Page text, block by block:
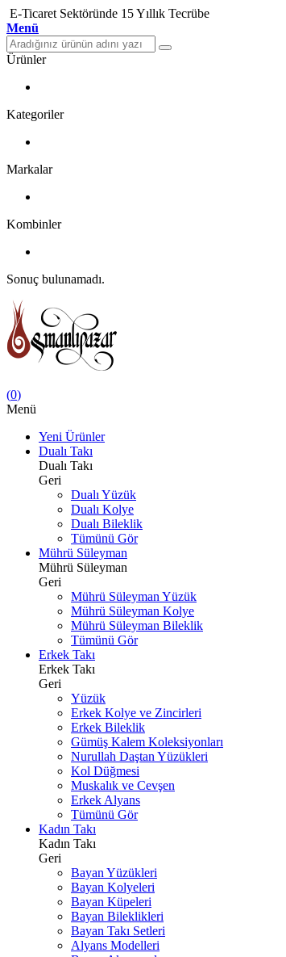
E-Ticaret Sektöründe 15 Yıllık Tecrübe
Menü
Ürünler
Kategoriler
Markalar
Kombinler
Sonuç bulunamadı.
(0)
Menü
Yeni Ürünler
Dualı Takı
Dualı Takı
Geri
Dualı Yüzük
Dualı Kolye
Dualı Bileklik
Tümünü Gör
Mührü Süleyman
Mührü Süleyman
Geri
Mührü Süleyman Yüzük
Mührü Süleyman Kolye
Mührü Süleyman Bileklik
Tümünü Gör
Erkek Takı
Erkek Takı
Geri
Yüzük
Erkek Kolye ve Zincirleri
Erkek Bileklik
Gümüş Kalem Koleksiyonları
Nurullah Daştan Yüzükleri
Kol Düğmesi
Muskalık ve Cevşen
Erkek Alyans
Tümünü Gör
Kadın Takı
Kadın Takı
Geri
Bayan Yüzükleri
Bayan Kolyeleri
Bayan Küpeleri
Bayan Bileklikleri
Bayan Takı Setleri
Alyans Modelleri